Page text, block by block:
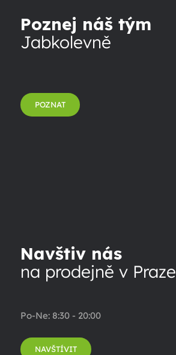
Poznej náš tým
Jabkolevně
POZNAT
Navštiv nás
na prodejně v Praze
Po-Ne: 8:30 - 20:00
NAVŠTÍVIT